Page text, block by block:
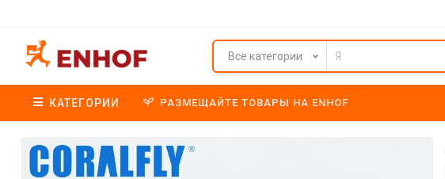
Все категории
КАТЕГОРИИ РАЗМЕЩАЙТЕ ТОВАРЫ НА ENHOF